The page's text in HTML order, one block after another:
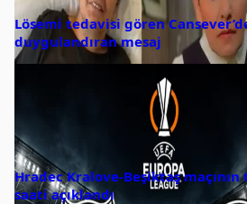
Lösemi tedavisi gören
duygulandıran mesaj
Hradec Kralove-Beşiktaş
saati açıklandı